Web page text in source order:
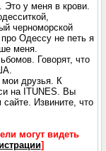
Это у меня в крови.
черноморской
Одессу не петь я
меня.
Говорят, что
мои друзья. К
на ITUNES. Вы
Извините, что
могут видеть
]